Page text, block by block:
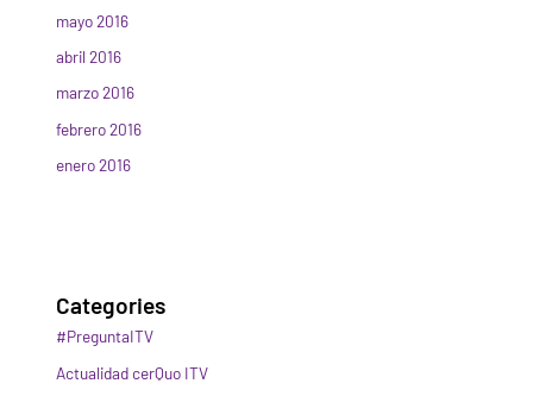
mayo 2016
abril 2016
marzo 2016
febrero 2016
enero 2016
Categories
#PreguntaITV
Actualidad cerQuo ITV